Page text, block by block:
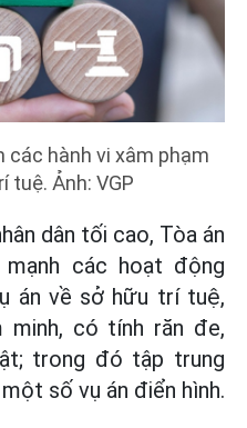
các hành vi xâm phạm
tuệ. Ảnh: VGP
dân tối cao, Tòa án
các hoạt động
án về sở hữu trí tuệ,
minh, có tính răn đe,
trong đó tập trung
số vụ án điển hình.